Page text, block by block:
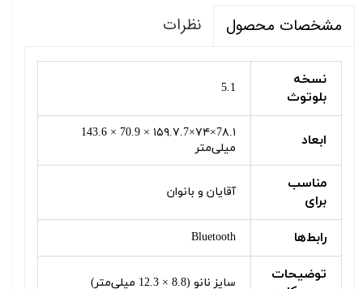
مشخصات محصول نظرات
نسخه
بلوتوث
5.1
ابعاد
7۸.۱×۷۴×۱۵۹.۷.7 × 70.9 × 143.6
میلی‌متر
مناسب
برای
آقایان و بانوان
رابط‌ها Bluetooth
توضیحات
سایز نانو (8.8 × 12.3 میلی‌متر)